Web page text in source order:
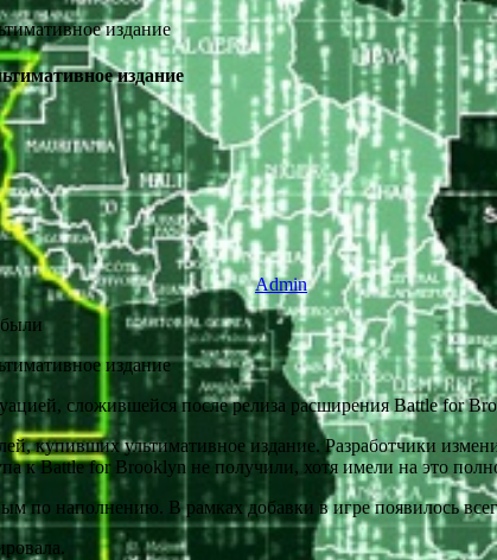
издание
Admin
сложившейся после релиза расширения Battle for
купивших ультимативное издание. Разработчики
к Battle for Brooklyn не получили, хотя имели на это
по наполнению. В рамках добавки в игре появилось